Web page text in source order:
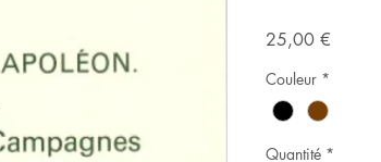
25,00 €
Couleur *
Quantité *